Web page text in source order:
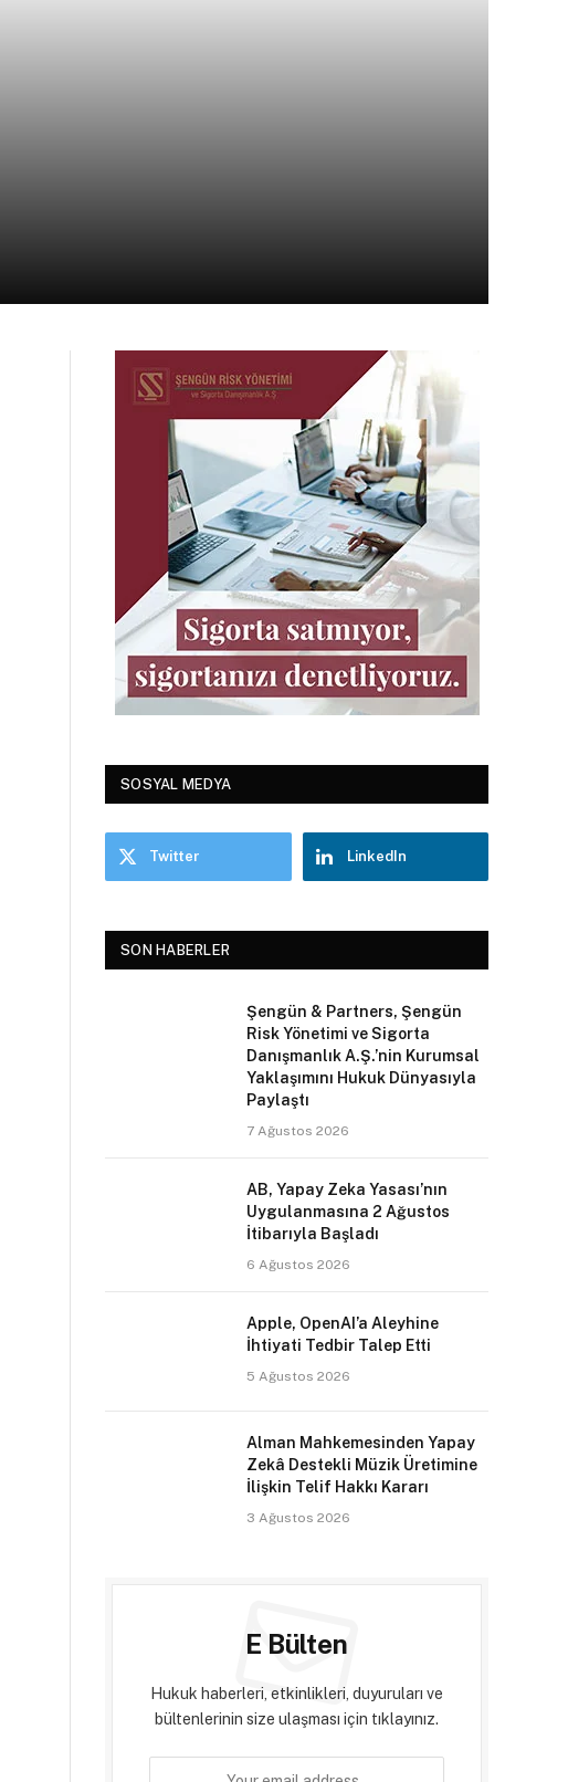
SOSYAL MEDYA
Twitter LinkedIn
SON HABERLER
Şengün & Partners, Şengün
Risk Yönetimi ve Sigorta
Danışmanlık A.Ş.’nin Kurumsal
Yaklaşımını Hukuk Dünyasıyla
Paylaştı
7 Ağustos 2026
AB, Yapay Zeka Yasası’nın
Uygulanmasına 2 Ağustos
İtibarıyla Başladı
6 Ağustos 2026
Apple, OpenAI’a Aleyhine
İhtiyati Tedbir Talep Etti
5 Ağustos 2026
Alman Mahkemesinden Yapay
Zekâ Destekli Müzik Üretimine
İlişkin Telif Hakkı Kararı
3 Ağustos 2026
E Bülten
Hukuk haberleri, etkinlikleri, duyuruları ve
bültenlerinin size ulaşması için tıklayınız.